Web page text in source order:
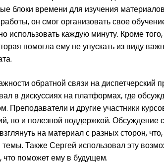
блоки времени для изучения
он смог организовать свое
использовать каждую минуту. Кроме
помогла ему не упускать из виду
обратной связи на диспетчерский
в дискуссиях на платформах, где
Преподаватели и другие участники
но и полезной поддержкой. Обсуждение
на материал с разных сторон,
Также Сергей использовал эту
что поможет ему в будущем.